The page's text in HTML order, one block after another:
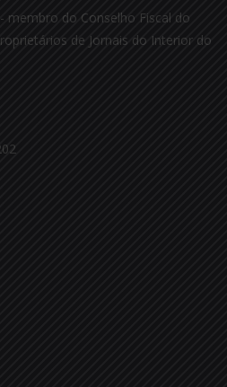
membro do Conselho Fiscal do
de Jornais do Interior do